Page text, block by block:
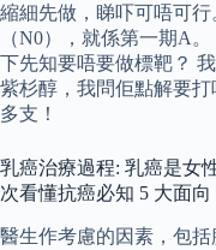
縮細先做，睇吓可唔可行
（N0），就係第一期A
下先知要唔要做標靶？
紫杉醇，我問佢點解要
多支！
乳癌治療過程: 乳癌是女
次看懂抗癌必知 5 大面向
醫生作考慮的因素，包